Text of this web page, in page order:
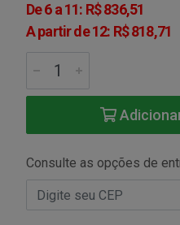
De 6 a 11: R$ 836,51
A partir de 12: R$ 818,71
Consulte as opções de